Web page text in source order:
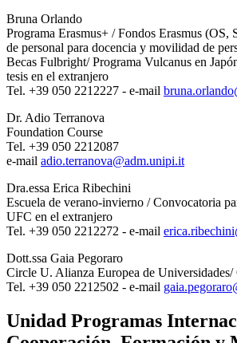
Bruna Orlando
Programa Erasmus+ / Fondos Erasmus
de personal para docencia y movilidad de
Becas Fulbright/ Programa Vulcanus en
tesis en el extranjero
Tel. +39 050 2212227 - e-mail
Dr. Adio Terranova
Foundation Course
Tel. +39 050 2212087
e-mail adio.terranova@adm.unipi.it
Dra.essa Erica Ribechini
Escuela de verano-invierno / Convocatoria
UFC en el extranjero
Tel. +39 050 2212272 - e-mail
Dott.ssa Gaia Pegoraro
Circle U. Alianza Europea de Universidades/
Tel. +39 050 2212502 - e-mail
Unidad Programas